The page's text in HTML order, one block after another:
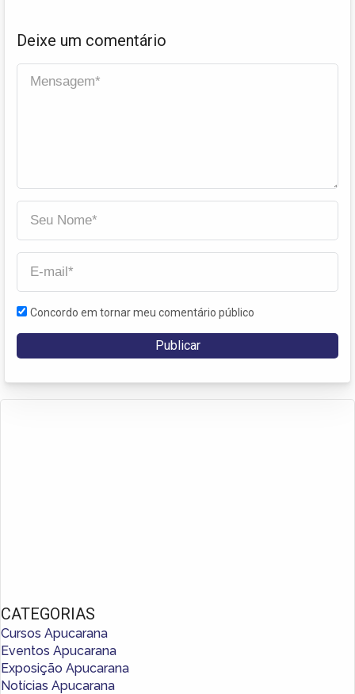
Deixe um comentário
Concordo em tornar meu comentário público
CATEGORIAS
Cursos Apucarana
Eventos Apucarana
Exposição Apucarana
Notícias Apucarana